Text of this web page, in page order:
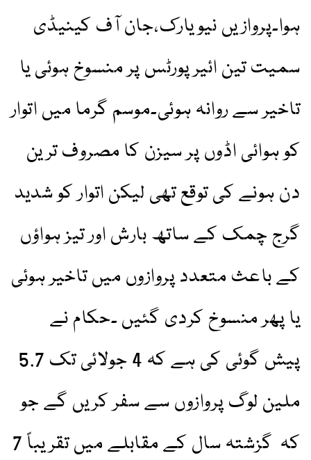
ہوا۔پروازیں نیویارک،جان آف کینیڈی
سمیت تین ائیرپورٹس پر منسوخ ہوئی یا
تاخیر سے روانہ ہوئی۔موسم گرما میں اتوار
کو ہوائی اڈوں پر سیزن کا مصروف ترین
دن ہونے کی توقع تھی لیکن اتوار کو شدید
گرج چمک کے ساتھ بارش اور تیز ہواؤں
کے باعث متعدد پروازوں میں تاخیر ہوئی
یا پھر منسوخ کردی گئیں ۔حکام نے
پیش گوئی کی ہے کہ 4 جولائی تک 5.7
ملین لوگ پروازوں سے سفر کریں گے جو
کہ گزشتہ سال کے مقابلے میں تقریباً 7